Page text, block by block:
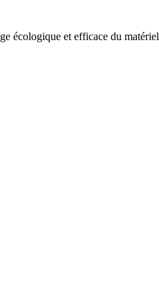
écologique et efficace du matériel